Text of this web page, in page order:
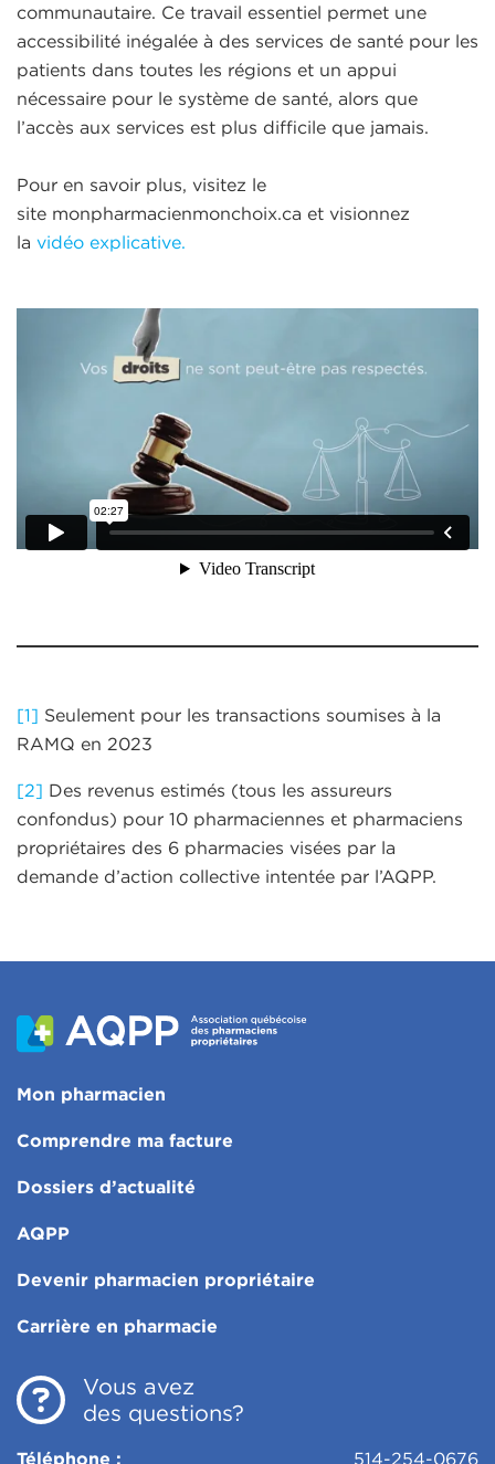
communautaire. Ce travail essentiel permet une
accessibilité inégalée à des services de santé pour les
patients dans toutes les régions et un appui
nécessaire pour le système de santé, alors que
l’accès aux services est plus difficile que jamais.
Pour en savoir plus, visitez le
site monpharmacienmonchoix.ca et visionnez
la vidéo explicative.
[1] Seulement pour les transactions soumises à la
RAMQ en 2023
[2] Des revenus estimés (tous les assureurs
confondus) pour 10 pharmaciennes et pharmaciens
propriétaires des 6 pharmacies visées par la
demande d’action collective intentée par l’AQPP.
Vous avez
des questions?
Téléphone : 514-254-0676
Mon pharmacien
Comprendre ma facture
Dossiers d’actualité
AQPP
Devenir pharmacien propriétaire
Carrière en pharmacie